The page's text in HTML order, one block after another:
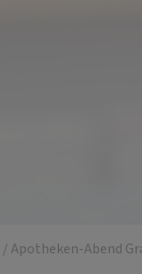
/Apotheken-Abend